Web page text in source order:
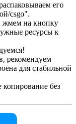
его
csgo".
жмем на кнопку
ресурсы к
рекомендуем
для стабильной
без